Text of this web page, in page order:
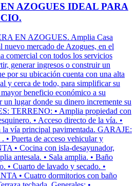
AZOGUES IDEAL PARA
EN AZOGUES. Amplia Casa
nuevo mercado de Azogues, en el
comercial con todos los servicios
generar ingresos o construir un
por su ubicación cuenta con una alta
y cerca de todo, para simplificar su
beneficio económico a su
un lugar donde su dinero incremente su
TERRENO: • Amplia propiedad con
• Acceso directo de la vía. •
la vía principal pavimentada. GARAJE:
• Puerta de acceso vehicular y
• Cocina con isla-desayunador,
antesala. • Sala amplia. • Baño
• Cuarto de lavado y secado. •
• Cuatro dormitorios con baño